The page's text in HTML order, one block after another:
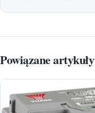
Powiązane artykuły